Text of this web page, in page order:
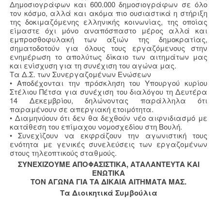
Δημοσιογράφων και 600.000 δημοσιογράφων σε όλο
τον κόσμο, αλλά και ακόμα πιο ουσιαστικά η στήριξη
της δοκιμαζόμενης ελληνικής κοινωνίας, της οποίας
είμαστε όχι μόνο αναπόσπαστο μέρος αλλά και
εμπροσθοφυλακή των αξιών της δημοκρατίας,
σηματοδοτούν για όλους τους εργαζόμενους στην
ενημέρωση το απολύτως δίκαιο των αιτημάτων μας
και ενίσχυση για τη συνέχιση του αγώνα μας.
Τα Δ.Σ. των Συνεργαζομένων Ενώσεων
• Αποδέχονται την πρόσκληση του Υπουργού κυρίου
Στέλιου Πέτσα για συνέχιση του διαλόγου τη Δευτέρα
14 Δεκεμβρίου, δηλώνοντας παράλληλα ότι
παραμένουν σε απεργιακή ετοιμότητα.
• Διαμηνύουν ότι δεν θα δεχθούν νέο αιφνιδιασμό με
κατάθεση του επίμαχου νομοσχεδίου στη Βουλή.
• Συνεχίζουν να εκφράζουν την αγωνιστική τους
ενότητα με γενικές συνελεύσεις των εργαζομένων
στους τηλεοπτικούς σταθμούς.
ΣΥΝΕΧΙΖΟΥΜΕ ΑΠΟΦΑΣΙΣΤΙΚΑ, ΑΤΑΛΑΝΤΕΥΤΑ ΚΑΙ
ΕΝΩΤΙΚΑ
ΤΟΝ ΑΓΩΝΑ ΓΙΑ ΤΑ ΔΙΚΑΙΑ ΑΙΤΗΜΑΤΑ ΜΑΣ.
Τα Διοικητικά Συμβούλια